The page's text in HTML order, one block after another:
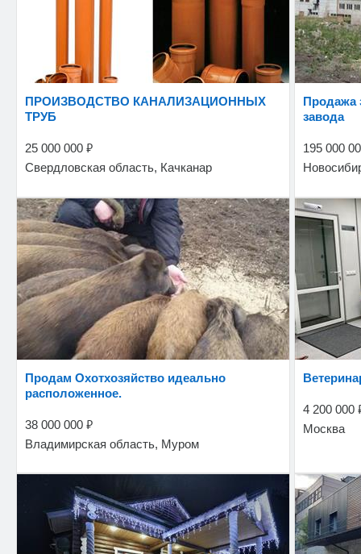
ПРОИЗВОДСТВО КАНАЛИЗАЦИОННЫХ
ТРУБ
25 000 000 ₽
Свердловская область, Качканар
Продажа здания машиностроительного
завода
195 000
Продам Охотхозяйство идеально
расположенное.
38 000 000 ₽
Владимирская область, Муром
4 200 000
Москва